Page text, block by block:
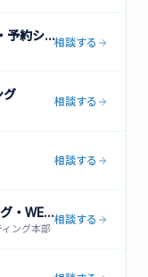
医療DXプラットフォーム（WEB問診・予約システム・患者管理）相談する
グ 相談する
相談する
観光・宿泊業界特化のコンサルティング・WEB集客支援
ング本部 〒101-0061 東京都
相談する